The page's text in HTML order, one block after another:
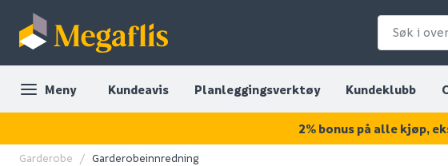
Meny Kundeavis Planleggingsverktøy Kundeklubb
Garderobe Garderobeinnredning
2% bonus på alle kjøp,